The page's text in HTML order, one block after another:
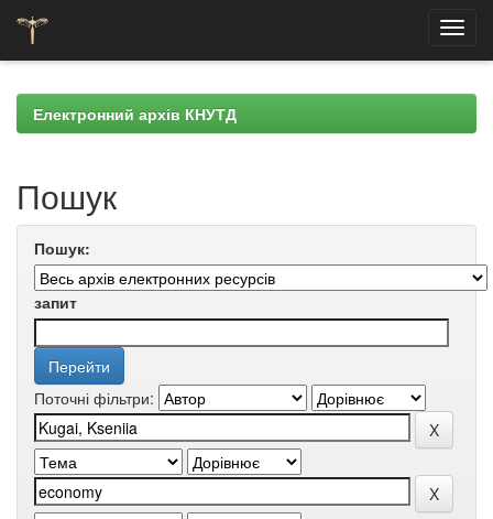
navigationЕлектронний архів КНУТД
Пошук
Пошук:
запит
Поточні фільтри: